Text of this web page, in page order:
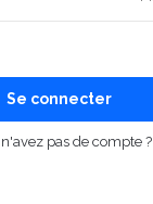
Se connecter
pas de compte ?